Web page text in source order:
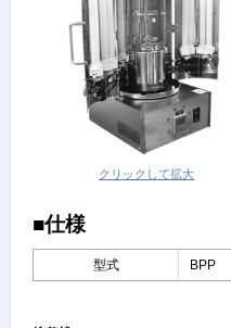
クリックして拡大
■仕様
型式 BPP